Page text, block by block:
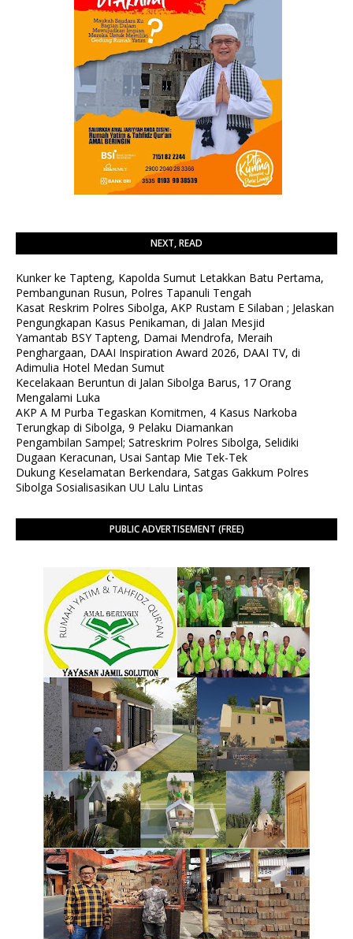
NEXT, READ
Kunker ke Tapteng, Kapolda Sumut Letakkan Batu Pertama,
Pembangunan Rusun, Polres Tapanuli Tengah
Kasat Reskrim Polres Sibolga, AKP Rustam E Silaban ; Jelaskan
Pengungkapan Kasus Penikaman, di Jalan Mesjid
Yamantab BSY Tapteng, Damai Mendrofa, Meraih
Penghargaan, DAAI Inspiration Award 2026, DAAI TV, di
Adimulia Hotel Medan Sumut
Kecelakaan Beruntun di Jalan Sibolga Barus, 17 Orang
Mengalami Luka
AKP A M Purba Tegaskan Komitmen, 4 Kasus Narkoba
Terungkap di Sibolga, 9 Pelaku Diamankan
Pengambilan Sampel; Satreskrim Polres Sibolga, Selidiki
Dugaan Keracunan, Usai Santap Mie Tek-Tek
Dukung Keselamatan Berkendara, Satgas Gakkum Polres
Sibolga Sosialisasikan UU Lalu Lintas
PUBLIC ADVERTISEMENT (FREE)